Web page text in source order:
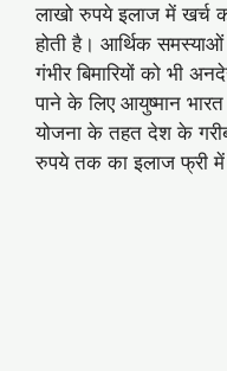
लाखो रुपये इलाज में खर्च
होती है। आर्थिक
गंभीर बिमारियों को भी
पाने के लिए आयुष्‍मान
योजना के तहत देश के
रुपये तक का इलाज फ्री में